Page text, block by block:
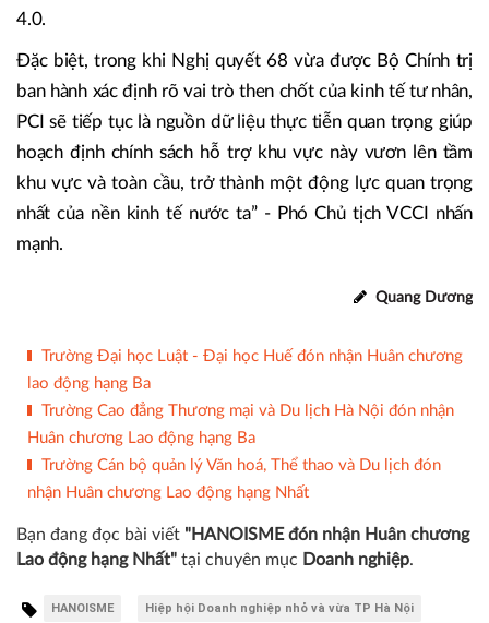
và sự nỗ lực không ngừng của các doanh nhân, chúng ta kỳ
phá, có thêm nhiều doanh nghiệp quy mô lớn, có năng lực
dẫn dắt các chuỗi cung ứng; đặc biệt là tận dụng được cơ
hội từ hội nhập kinh tế quốc tế và Cách mạng công nghiệp
4.0.
Đặc biệt, trong khi Nghị quyết 68 vừa được Bộ Chính trị
ban hành xác định rõ vai trò then chốt của kinh tế tư nhân,
hoạch định chính sách hỗ trợ khu vực này vươn lên tầm
nhất của nền kinh tế nước ta” - Phó Chủ tịch VCCI nhấn
mạnh.
Trường Đại học Luật - Đại học Huế đón nhận Huân chương
lao động hạng Ba
Trường Cao đẳng Thương mại và Du lịch Hà Nội đón nhận
Trường Cán bộ quản lý Văn hoá, Thể thao và Du lịch đón